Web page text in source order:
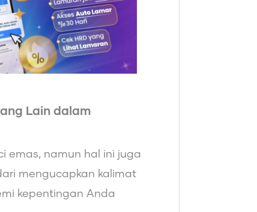
Lain dalam
emas, namun hal ini juga
mengucapkan kalimat
kepentingan Anda